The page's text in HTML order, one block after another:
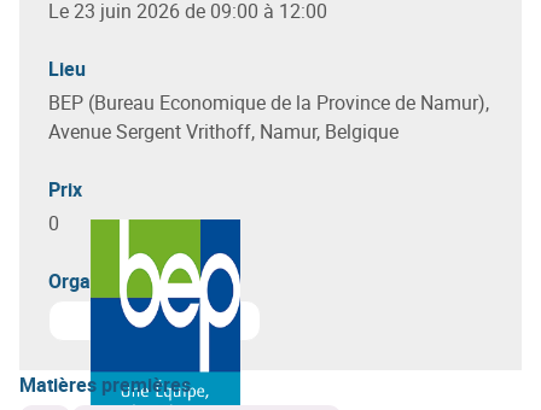
Le 23 juin 2026 de 09:00 à 12:00
Lieu
BEP (Bureau Economique de la Province de Namur),
Avenue Sergent Vrithoff, Namur, Belgique
Prix
0
Organisateur(s)
En savoir plus surBureau Economique de la Province
Matières premières